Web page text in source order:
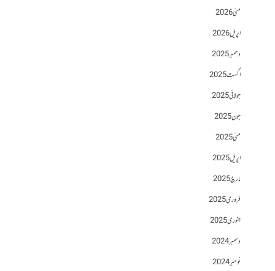
مئی 2026
اپریل 2026
دسمبر 2025
اگست 2025
جولائی 2025
جون 2025
مئی 2025
اپریل 2025
مارچ 2025
فروری 2025
جنوری 2025
دسمبر 2024
نومبر 2024